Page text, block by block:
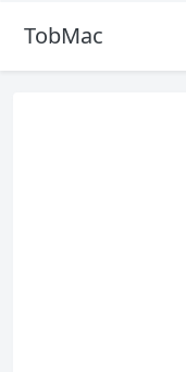
TobMac